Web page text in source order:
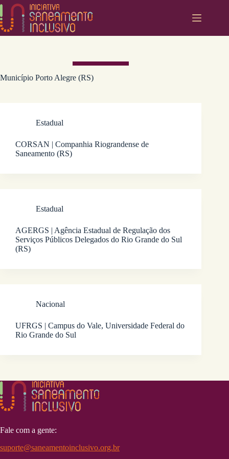
Pular
o
conteúdo
Município Porto Alegre (RS)
Estadual
CORSAN | Companhia Riograndense de
Saneamento (RS)
Estadual
AGERGS | Agência Estadual de Regulação dos
Serviços Públicos Delegados do Rio Grande do Sul
(RS)
Nacional
UFRGS | Campus do Vale, Universidade Federal do
Rio Grande do Sul
Fale com a gente:
suporte@saneamentoinclusivo.org.br